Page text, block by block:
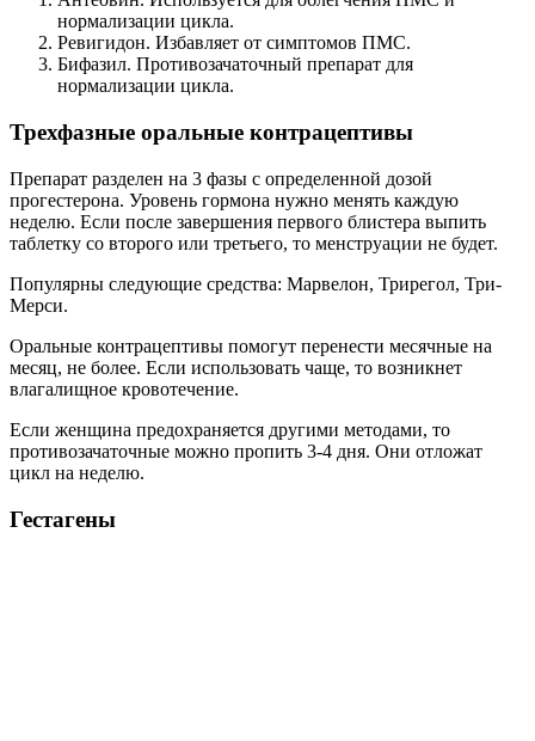
нормализации цикла.
Ревигидон. Избавляет от симптомов ПМС.
Бифазил. Противозачаточный препарат для
нормализации цикла.
Трехфазные оральные контрацептивы
Препарат разделен на 3 фазы с определенной дозой
прогестерона. Уровень гормона нужно менять каждую
неделю. Если после завершения первого блистера выпить
таблетку со второго или третьего, то менструации не будет.
Популярны следующие средства: Марвелон, Трирегол, Три-
Мерси.
Оральные контрацептивы помогут перенести месячные на
месяц, не более. Если использовать чаще, то возникнет
влагалищное кровотечение.
Если женщина предохраняется другими методами, то
противозачаточные можно пропить 3-4 дня. Они отложат
цикл на неделю.
Гестагены